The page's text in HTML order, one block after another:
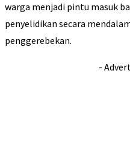
warga menjadi pintu masuk
penyelidikan secara
penggerebekan.
-